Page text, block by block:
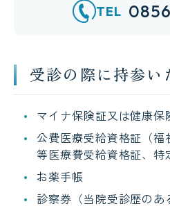
TEL
受診の際に持参い
マイナ保険証又は健康保
公費医療受給資格証（
等医療費受給資格証、特
お薬手帳
診察券（当院受診歴のあ